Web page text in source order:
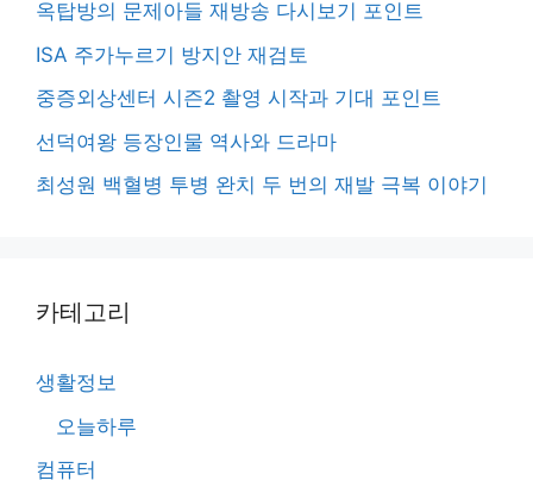
옥탑방의 문제아들 재방송 다시보기 포인트
ISA 주가누르기 방지안 재검토
중증외상센터 시즌2 촬영 시작과 기대 포인트
선덕여왕 등장인물 역사와 드라마
최성원 백혈병 투병 완치 두 번의 재발 극복 이야기
카테고리
생활정보
오늘하루
컴퓨터